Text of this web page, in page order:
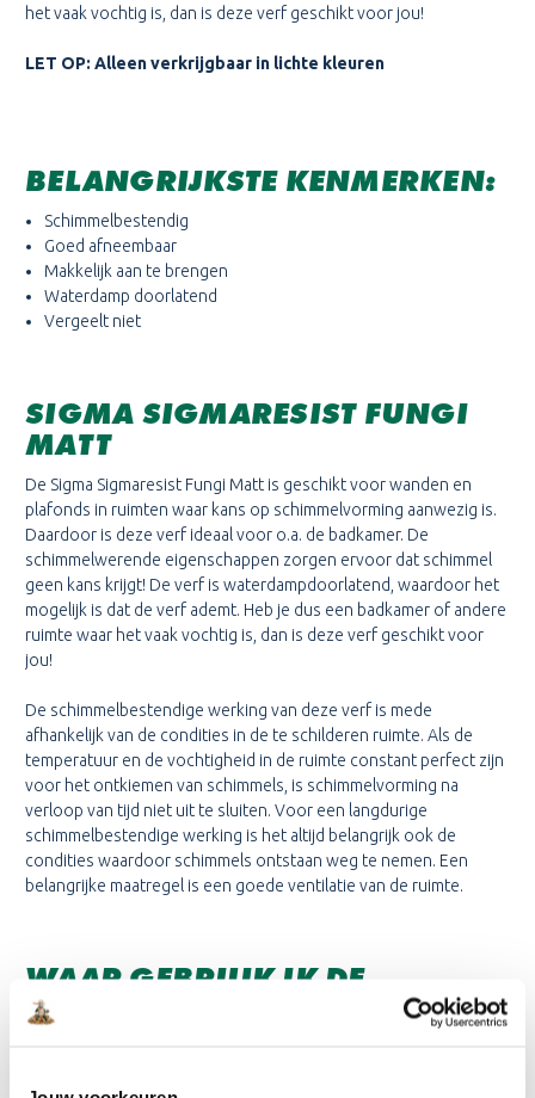
het vaak vochtig is, dan is deze verf geschikt voor jou!
LET OP: Alleen verkrijgbaar in lichte kleuren
BELANGRIJKSTE KENMERKEN:
Schimmelbestendig
Goed afneembaar
Makkelijk aan te brengen
Waterdamp doorlatend
Vergeelt niet
SIGMA SIGMARESIST FUNGI
MATT
De Sigma Sigmaresist Fungi Matt is geschikt voor wanden en
plafonds in ruimten waar kans op schimmelvorming aanwezig is.
Daardoor is deze verf ideaal voor o.a. de badkamer. De
schimmelwerende eigenschappen zorgen ervoor dat schimmel
geen kans krijgt! De verf is waterdampdoorlatend, waardoor het
mogelijk is dat de verf ademt. Heb je dus een badkamer of andere
ruimte waar het vaak vochtig is, dan is deze verf geschikt voor
jou!
De schimmelbestendige werking van deze verf is mede
afhankelijk van de condities in de te schilderen ruimte. Als de
temperatuur en de vochtigheid in de ruimte constant perfect zijn
voor het ontkiemen van schimmels, is schimmelvorming na
verloop van tijd niet uit te sluiten. Voor een langdurige
schimmelbestendige werking is het altijd belangrijk ook de
condities waardoor schimmels ontstaan weg te nemen. Een
belangrijke maatregel is een goede ventilatie van de ruimte.
WAAR GEBRUIK IK DE
SIGMARESIST FUNGI